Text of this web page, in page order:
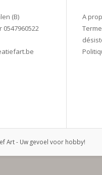
(B)
A
Art - Uw gevoel voor hobby!